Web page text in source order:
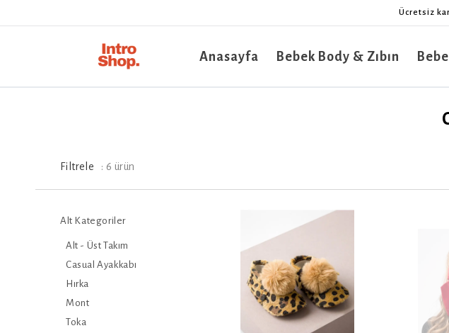
Ücretsiz
Anasayfa Bebek Body & Zıbın
Filtrele : 6 ürün
Alt Kategoriler
Alt - Üst Takım
Casual Ayakkabı
Hırka
Mont
Toka